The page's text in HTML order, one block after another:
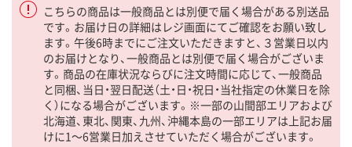
こちらの商品は一般商品とは別便で届く場合がある別送品
です。お届け日の詳細はレジ画面にてご確認をお願い致し
ます。午後6時までにご注文いただきますと、３営業日以内
のお届けとなり、一般商品とは別便で届く場合がございま
す。商品の在庫状況ならびに注文時間に応じて、一般商品
と同梱、当日・翌日配送（土・日・祝日・当社指定の休業日を除
く）になる場合がございます。※一部の山間部エリアおよび
北海道、東北、関東、九州、沖縄本島の一部エリアは上記お届
けに1～6営業日加えさせていただく場合がございます。